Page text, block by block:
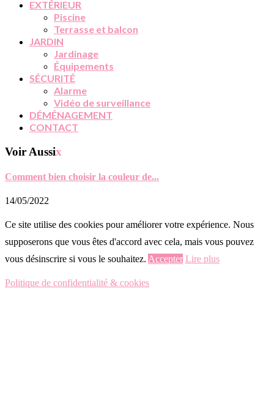
EXTÉRIEUR
Piscine
Terrasse et balcon
JARDIN
Jardinage
Équipements
SÉCURITÉ
Alarme
Vidéo de surveillance
DÉMÉNAGEMENT
CONTACT
Voir Aussix
Comment bien choisir la couleur de...
14/05/2022
Ce site utilise des cookies pour améliorer votre expérience. Nous
supposerons que vous êtes d'accord avec cela, mais vous pouvez
vous désinscrire si vous le souhaitez. Accepter Lire plus
Politique de confidentialité & cookies